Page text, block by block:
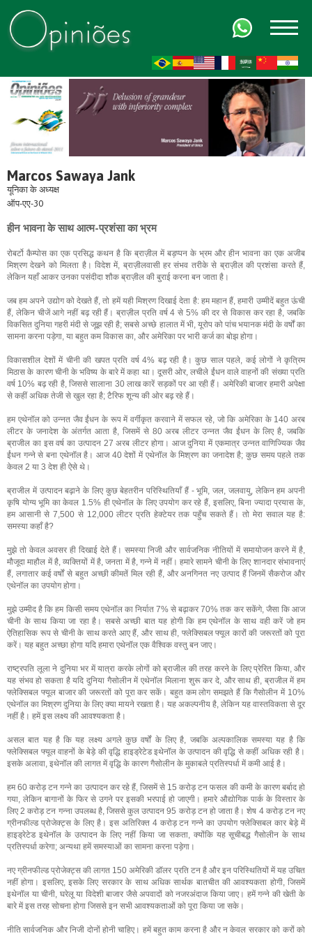
Marcos Sawaya Jank
यूनिका के अध्यक्ष
ऑप-एए-30
हीन भावना के साथ आत्म-प्रशंसा का भ्रम
रोबर्टो कैम्पोस का एक प्रसिद्ध कथन है कि ब्राज़ील में बड़प्पन के भ्रम और हीन भावना का एक अजीब
मिश्रण देखने को मिलता है। विदेश में, ब्राज़ीलवासी हर संभव तरीके से ब्राज़ील की प्रशंसा करते हैं,
लेकिन यहाँ आकर उनका पसंदीदा शौक ब्राज़ील की बुराई करना बन जाता है।
जब हम अपने उद्योग को देखते हैं, तो हमें यही मिश्रण दिखाई देता है: हम महान हैं, हमारी उम्मीदें बहुत ऊंची
हैं, लेकिन चीजें आगे नहीं बढ़ रही हैं। ब्राज़ील प्रति वर्ष 4 से 5% की दर से विकास कर रहा है, जबकि
विकसित दुनिया गहरी मंदी से जूझ रही है; सबसे अच्छे हालात में भी, यूरोप को पांच भयानक मंदी के वर्षों का
सामना करना पड़ेगा, या बहुत कम विकास का, और अमेरिका पर भारी कर्ज का बोझ होगा।
विकासशील देशों में चीनी की खपत प्रति वर्ष 4% बढ़ रही है। कुछ साल पहले, कई लोगों ने कृत्रिम
मिठास के कारण चीनी के भविष्य के बारे में कहा था। दूसरी ओर, लचीले ईंधन वाले वाहनों की संख्या प्रति
वर्ष 10% बढ़ रही है, जिससे सालाना 30 लाख कारें सड़कों पर आ रही हैं। अमेरिकी बाजार हमारी अपेक्षा
से कहीं अधिक तेजी से खुल रहा है; टैरिफ शून्य की ओर बढ़ रहे हैं।
हम एथेनॉल को उन्नत जैव ईंधन के रूप में वर्गीकृत करवाने में सफल रहे, जो कि अमेरिका के 140 अरब
लीटर के जनादेश के अंतर्गत आता है, जिसमें से 80 अरब लीटर उन्नत जैव ईंधन के लिए है, जबकि
ब्राजील का इस वर्ष का उत्पादन 27 अरब लीटर होगा। आज दुनिया में एकमात्र उन्नत वाणिज्यिक जैव
ईंधन गन्ने से बना एथेनॉल है। आज 40 देशों में एथेनॉल के मिश्रण का जनादेश है; कुछ समय पहले तक
केवल 2 या 3 देश ही ऐसे थे।
ब्राजील में उत्पादन बढ़ाने के लिए कुछ बेहतरीन परिस्थितियाँ हैं - भूमि, जल, जलवायु, लेकिन हम अपनी
कृषि योग्य भूमि का केवल 1.5% ही एथेनॉल के लिए उपयोग कर रहे हैं, इसलिए, बिना ज्यादा प्रयास के,
हम आसानी से 7,500 से 12,000 लीटर प्रति हेक्टेयर तक पहुँच सकते हैं। तो मेरा सवाल यह है:
समस्या कहाँ है?
मुझे तो केवल अवसर ही दिखाई देते हैं। समस्या निजी और सार्वजनिक नीतियों में समायोजन करने में है,
मौजूदा माहौल में है, व्यक्तियों में है, जनता में है, गन्ने में नहीं। हमारे सामने चीनी के लिए शानदार संभावनाएं
हैं, लगातार कई वर्षों से बहुत अच्छी कीमतें मिल रही हैं, और अनगिनत नए उत्पाद हैं जिनमें सैकरोज और
एथेनॉल का उपयोग होगा।
मुझे उम्मीद है कि हम किसी समय एथेनॉल का निर्यात 7% से बढ़ाकर 70% तक कर सकेंगे, जैसा कि आज
चीनी के साथ किया जा रहा है। सबसे अच्छी बात यह होगी कि हम एथेनॉल के साथ वही करें जो हम
ऐतिहासिक रूप से चीनी के साथ करते आए हैं, और साथ ही, फ्लेक्सिबल फ्यूल कारों की जरूरतों को पूरा
करें। यह बहुत अच्छा होगा यदि हमारा एथेनॉल एक वैश्विक वस्तु बन जाए।
राष्ट्रपति लूला ने दुनिया भर में यात्रा करके लोगों को ब्राजील की तरह करने के लिए प्रेरित किया, और
यह संभव हो सकता है यदि दुनिया गैसोलीन में एथेनॉल मिलाना शुरू कर दे, और साथ ही, ब्राजील में हम
फ्लेक्सिबल फ्यूल बाजार की जरूरतों को पूरा कर सकें। बहुत कम लोग समझते हैं कि गैसोलीन में 10%
एथेनॉल का मिश्रण दुनिया के लिए क्या मायने रखता है। यह अकल्पनीय है, लेकिन यह वास्तविकता से दूर
नहीं है। हमें इस लक्ष्य की आवश्यकता है।
असल बात यह है कि यह लक्ष्य अगले कुछ वर्षों के लिए है, जबकि अल्पकालिक समस्या यह है कि
फ्लेक्सिबल फ्यूल वाहनों के बेड़े की वृद्धि हाइड्रेटेड इथेनॉल के उत्पादन की वृद्धि से कहीं अधिक रही है।
इसके अलावा, इथेनॉल की लागत में वृद्धि के कारण गैसोलीन के मुकाबले प्रतिस्पर्धा में कमी आई है।
हम 60 करोड़ टन गन्ने का उत्पादन कर रहे हैं, जिसमें से 15 करोड़ टन फसल की कमी के कारण बर्बाद हो
गया, लेकिन बागानों के फिर से उगने पर इसकी भरपाई हो जाएगी। हमारे औद्योगिक पार्क के विस्तार के
लिए 2 करोड़ टन गन्ना उपलब्ध है, जिससे कुल उत्पादन 95 करोड़ टन हो जाता है। शेष 4 करोड़ टन नए
ग्रीनफील्ड प्रोजेक्ट्स के लिए है। इस अतिरिक्त 4 करोड़ टन गन्ने का उपयोग फ्लेक्सिबल कार बेड़े में
हाइड्रेटेड इथेनॉल के उत्पादन के लिए नहीं किया जा सकता, क्योंकि यह सूचीबद्ध गैसोलीन के साथ
प्रतिस्पर्धा करेगा; अन्यथा हमें समस्याओं का सामना करना पड़ेगा।
नए ग्रीनफील्ड प्रोजेक्ट्स की लागत 150 अमेरिकी डॉलर प्रति टन है और इन परिस्थितियों में यह उचित
नहीं होगा। इसलिए, इसके लिए सरकार के साथ अधिक सार्थक बातचीत की आवश्यकता होगी, जिसमें
इथेनॉल या चीनी, घरेलू या विदेशी बाजार जैसे अपवादों को नजरअंदाज किया जाए। हमें गन्ने की खेती के
बारे में इस तरह सोचना होगा जिससे इन सभी आवश्यकताओं को पूरा किया जा सके।
नीति सार्वजनिक और निजी दोनों होनी चाहिए। हमें बहुत काम करना है और न केवल सरकार को करों को